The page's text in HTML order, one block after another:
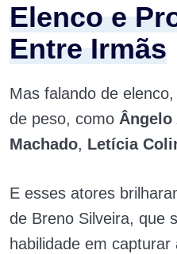
Elenco e
Entre Irmãs
Mas falando de
de peso, como
Machado, Letícia
E esses atores
de Breno Silveira, que
habilidade em